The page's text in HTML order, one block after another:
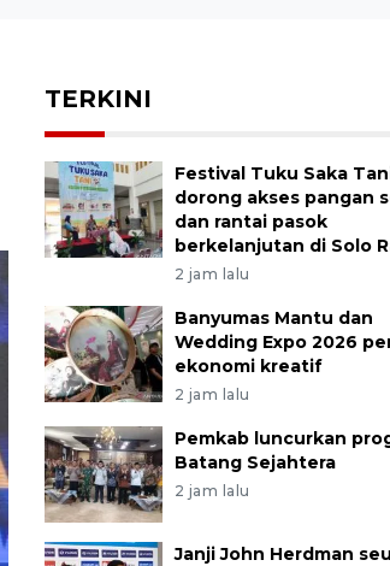
TERKINI
Festival Tuku Saka
dorong akses pangan
dan rantai pasok
berkelanjutan di Solo
2 jam lalu
Banyumas Mantu dan
Wedding Expo 2026
ekonomi kreatif
2 jam lalu
Pemkab luncurkan
Batang Sejahtera
2 jam lalu
Janji John Herdman